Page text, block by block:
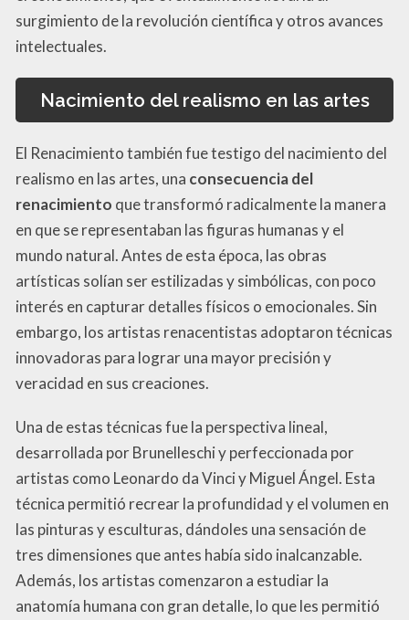
surgimiento de la revolución científica y otros avances
intelectuales.
Nacimiento del realismo en las artes
El Renacimiento también fue testigo del nacimiento del
realismo en las artes, una consecuencia del
renacimiento que transformó radicalmente la manera
en que se representaban las figuras humanas y el
mundo natural. Antes de esta época, las obras
artísticas solían ser estilizadas y simbólicas, con poco
interés en capturar detalles físicos o emocionales. Sin
embargo, los artistas renacentistas adoptaron técnicas
innovadoras para lograr una mayor precisión y
veracidad en sus creaciones.
Una de estas técnicas fue la perspectiva lineal,
desarrollada por Brunelleschi y perfeccionada por
artistas como Leonardo da Vinci y Miguel Ángel. Esta
técnica permitió recrear la profundidad y el volumen en
las pinturas y esculturas, dándoles una sensación de
tres dimensiones que antes había sido inalcanzable.
Además, los artistas comenzaron a estudiar la
anatomía humana con gran detalle, lo que les permitió